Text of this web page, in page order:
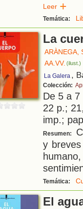
Leer
Temática:
La
ARÀNEGA,
AA.VV. (ilust.)
La Galera ,
Colección:
De 5 a
22 p.;
imp.;
Resumen:
y
Temática:
El